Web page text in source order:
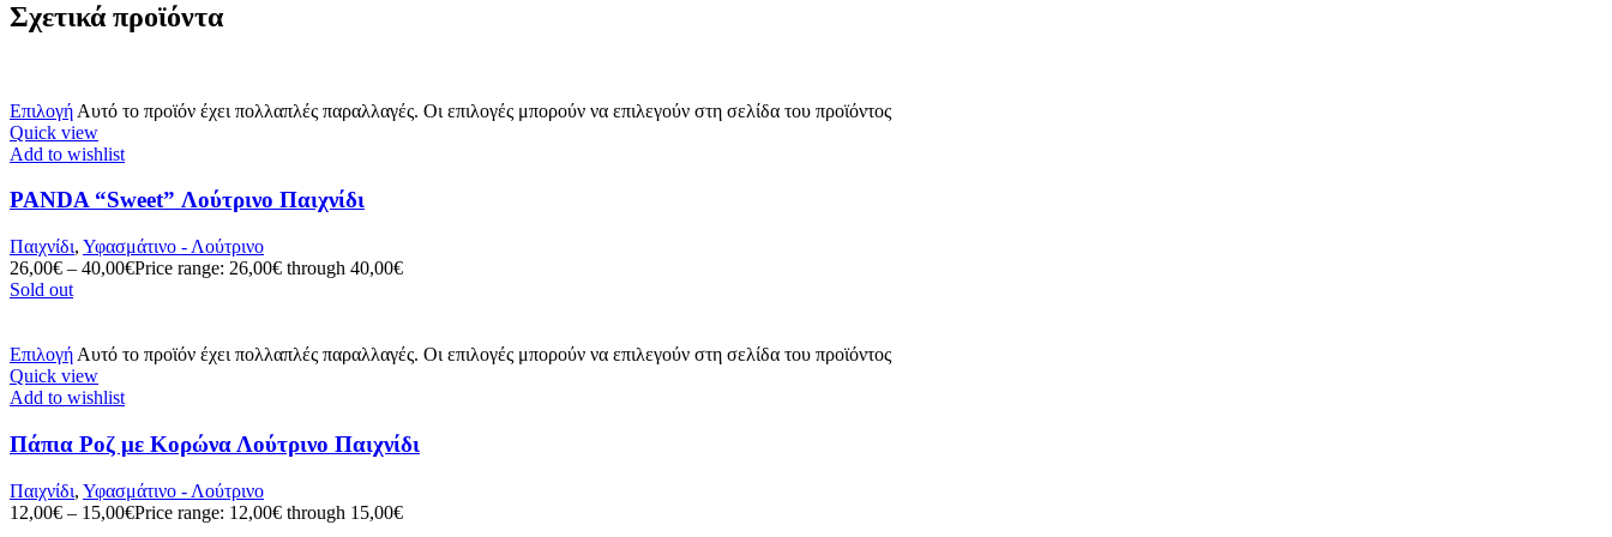
Σχετικά προϊόντα
Επιλογή Αυτό το προϊόν έχει πολλαπλές παραλλαγές. Οι επιλογές μπορούν να επιλεγούν στη σελίδα του προϊόντος
Quick view
Add to wishlist
PANDA “Sweet” Λούτρινο Παιχνίδι
Παιχνίδι, Υφασμάτινο - Λούτρινο
26,00€ – 40,00€Price range: 26,00€ through 40,00€
Sold out
Επιλογή Αυτό το προϊόν έχει πολλαπλές παραλλαγές. Οι επιλογές μπορούν να επιλεγούν στη σελίδα του προϊόντος
Quick view
Add to wishlist
Πάπια Ροζ με Κορώνα Λούτρινο Παιχνίδι
Παιχνίδι, Υφασμάτινο - Λούτρινο
12,00€ – 15,00€Price range: 12,00€ through 15,00€